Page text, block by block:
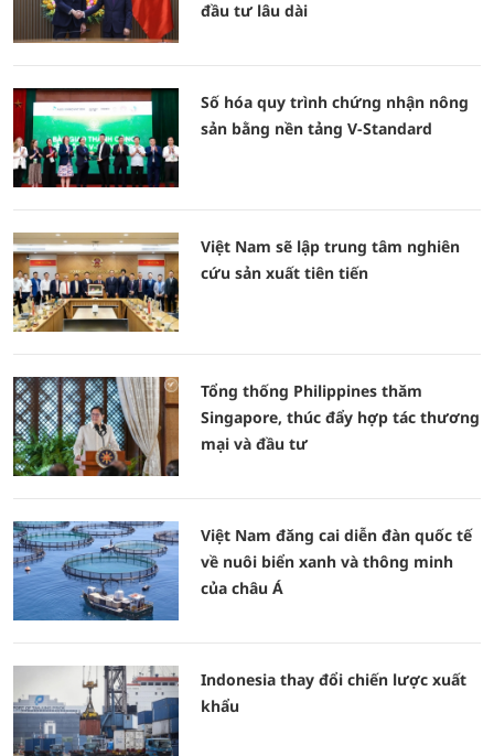
đầu tư lâu dài
Số hóa quy trình chứng nhận nông
sản bằng nền tảng V-Standard
Việt Nam sẽ lập trung tâm nghiên
cứu sản xuất tiên tiến
Tổng thống Philippines thăm
Singapore, thúc đẩy hợp tác thương
mại và đầu tư
Việt Nam đăng cai diễn đàn quốc tế
về nuôi biển xanh và thông minh
của châu Á
Indonesia thay đổi chiến lược xuất
khẩu